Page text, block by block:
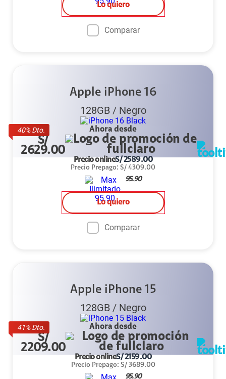
Lo quiero
Comparar
40% Dto.
Apple iPhone 16
128GB/ Negro
Ahora desde
S/
2629.00
Precio onlineS/2589.00
Precio Prepago: S/ 4309.00
95.90
Lo quiero
Comparar
41% Dto.
Apple iPhone 15
128GB/ Negro
Ahora desde
S/
2209.00
Precio onlineS/2159.00
Precio Prepago: S/ 3689.00
95.90